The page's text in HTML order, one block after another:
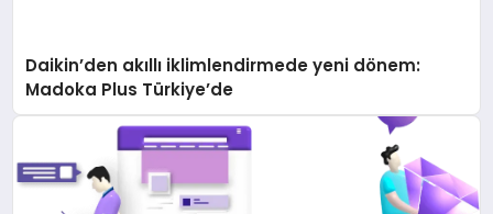
Daikin’den akıllı iklimlendirmede yeni dönem:
Madoka Plus Türkiye’de